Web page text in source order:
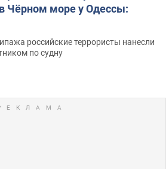
Чёрном море у Одессы:
российские террористы нанесли
по судну